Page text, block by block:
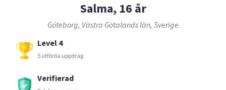
Salma, 16 år
Göteborg, Västra Götalands län, Sverige
Level 4
5 utförda uppdrag
Verifierad